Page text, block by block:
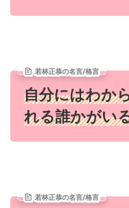
若林正恭の名言/格言
自分にはわか
れる誰かがい
若林正恭の名言/格言